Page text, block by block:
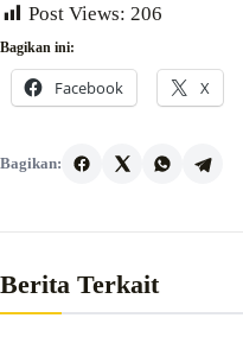
Post Views: 206
Bagikan ini:
Facebook X
Bagikan:
Berita Terkait